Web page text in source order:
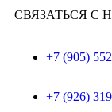
СВЯЗАТЬСЯ С
+7 (905)
+7 (926)